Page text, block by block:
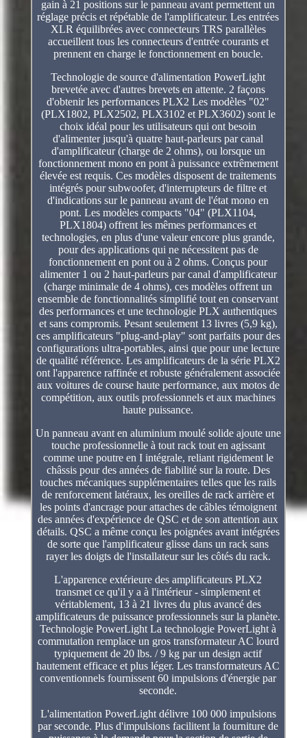
gain à 21 positions sur le panneau avant permettent un
réglage précis et répétable de l'amplificateur. Les entrées
XLR équilibrées avec connecteurs TRS parallèles
accueillent tous les connecteurs d'entrée courants et
prennent en charge le fonctionnement en boucle.
Technologie de source d'alimentation PowerLight
brevetée avec d'autres brevets en attente. 2 façons
d'obtenir les performances PLX2 Les modèles "02"
(PLX1802, PLX2502, PLX3102 et PLX3602) sont le
choix idéal pour les utilisateurs qui ont besoin
d'alimenter jusqu'à quatre haut-parleurs par canal
d'amplificateur (charge de 2 ohms), ou lorsque un
fonctionnement mono en pont à puissance extrêmement
élevée est requis. Ces modèles disposent de traitements
intégrés pour subwoofer, d'interrupteurs de filtre et
d'indications sur le panneau avant de l'état mono en
pont. Les modèles compacts "04" (PLX1104,
PLX1804) offrent les mêmes performances et
technologies, en plus d'une valeur encore plus grande,
pour des applications qui ne nécessitent pas de
fonctionnement en pont ou à 2 ohms. Conçus pour
alimenter 1 ou 2 haut-parleurs par canal d'amplificateur
(charge minimale de 4 ohms), ces modèles offrent un
ensemble de fonctionnalités simplifié tout en conservant
des performances et une technologie PLX authentiques
et sans compromis. Pesant seulement 13 livres (5,9 kg),
ces amplificateurs "plug-and-play" sont parfaits pour des
configurations ultra-portables, ainsi que pour une lecture
de qualité référence. Les amplificateurs de la série PLX2
ont l'apparence raffinée et robuste généralement associée
aux voitures de course haute performance, aux motos de
compétition, aux outils professionnels et aux machines
haute puissance.
Un panneau avant en aluminium moulé solide ajoute une
touche professionnelle à tout rack tout en agissant
comme une poutre en I intégrale, reliant rigidement le
châssis pour des années de fiabilité sur la route. Des
touches mécaniques supplémentaires telles que les rails
de renforcement latéraux, les oreilles de rack arrière et
les points d'ancrage pour attaches de câbles témoignent
des années d'expérience de QSC et de son attention aux
détails. QSC a même conçu les poignées avant intégrées
de sorte que l'amplificateur glisse dans un rack sans
rayer les doigts de l'installateur sur les côtés du rack.
L'apparence extérieure des amplificateurs PLX2
transmet ce qu'il y a à l'intérieur - simplement et
véritablement, 13 à 21 livres du plus avancé des
amplificateurs de puissance professionnels sur la planète.
Technologie PowerLight La technologie PowerLight à
commutation remplace un gros transformateur AC lourd
typiquement de 20 lbs. / 9 kg par un design actif
hautement efficace et plus léger. Les transformateurs AC
conventionnels fournissent 60 impulsions d'énergie par
seconde.
L'alimentation PowerLight délivre 100 000 impulsions
par seconde. Plus d'impulsions facilitent la fourniture de